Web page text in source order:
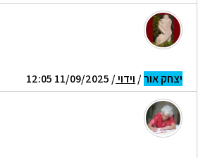
יצחק אור/ וידוי/ 11/09/2025 12:05